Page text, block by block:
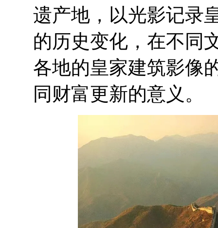
遗产地，以光影记录
的历史变化，在不同
各地的皇家建筑影像
同财富更新的意义。